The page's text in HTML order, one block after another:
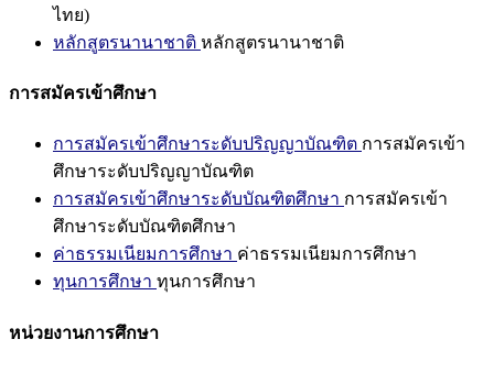
ไทย)
หลักสูตรนานาชาติ หลักสูตรนานาชาติ
การสมัครเข้าศึกษา
การสมัครเข้าศึกษาระดับปริญญาบัณฑิต การสมัครเข้า
ศึกษาระดับปริญญาบัณฑิต
การสมัครเข้าศึกษาระดับบัณฑิตศึกษา การสมัครเข้า
ศึกษาระดับบัณฑิตศึกษา
ค่าธรรมเนียมการศึกษา ค่าธรรมเนียมการศึกษา
ทุนการศึกษา ทุนการศึกษา
หน่วยงานการศึกษา